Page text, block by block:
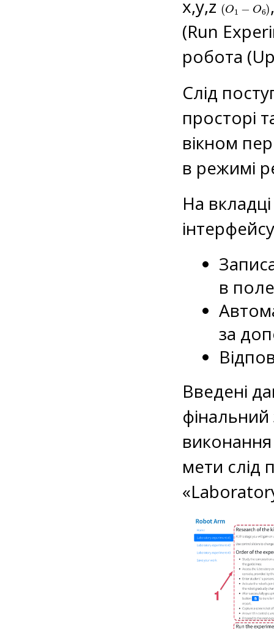
x,y,z
(Run
робота
Слід
просторі
вікном
в режимі
На
в
за
Введені
мети слід